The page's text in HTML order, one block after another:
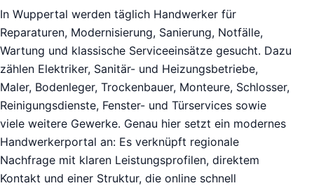
In Wuppertal werden täglich Handwerker für
Reparaturen, Modernisierung, Sanierung, Notfälle,
Wartung und klassische Serviceeinsätze gesucht. Dazu
zählen Elektriker, Sanitär- und Heizungsbetriebe,
Maler, Bodenleger, Trockenbauer, Monteure, Schlosser,
Reinigungsdienste, Fenster- und Türservices sowie
viele weitere Gewerke. Genau hier setzt ein modernes
Handwerkerportal an: Es verknüpft regionale
Nachfrage mit klaren Leistungsprofilen, direktem
Kontakt und einer Struktur, die online schnell